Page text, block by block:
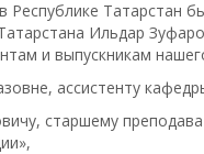
Республике Татарстан
Ильдар
и выпускникам
ассистенту
старшему